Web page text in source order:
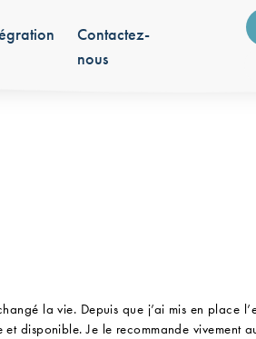
Contactez-
nous
la vie. Depuis que j’ai mis en place
disponible. Je le recommande vivement